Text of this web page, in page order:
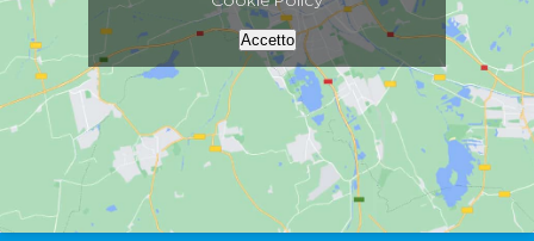
Accetto